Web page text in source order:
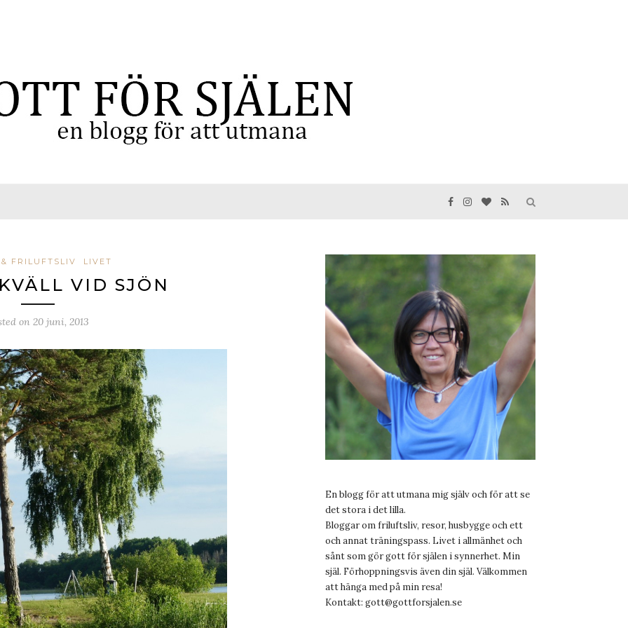
FRILUFTSLIV LIVET
VID SJÖN
on 20 juni, 2013
En blogg för att utmana mig själv och för att se
det stora i det lilla.
Bloggar om friluftsliv, resor, husbygge och ett
och annat träningspass. Livet i allmänhet och
sånt som gör gott för själen i synnerhet. Min
själ. Förhoppningsvis även din själ. Välkommen
att hänga med på min resa!
Kontakt: gott@gottforsjalen.se